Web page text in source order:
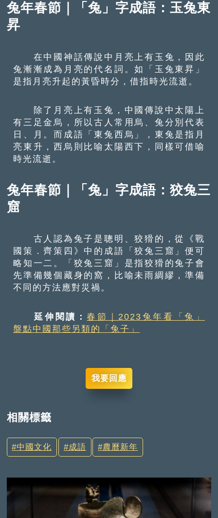
兔年春節｜「兔」字成語：玉兔東
昇
在中國神話傳說中月亮上有玉兔，因此
兔漸漸成為月亮的代名詞。如「玉兔東昇」
是指月亮升起的黃昏時分，借指時光流逝。
除了月亮上有玉兔，中國傳說中太陽上
有三足金烏，所以古人常用烏、兔分別代表
日、月。而成語「東兔西烏」，東兔是指月
亮東升，西烏則比喻太陽西下，同樣可借喻
時光流逝。
兔年春節｜「兔」字成語：狡兔三
窟
古人認為兔子是聰明、狡猾的，從《戰
國策．齊策四》中的成語「狡兔三窟」便可
略知一二。「狡兔三窟」是指狡猾的兔子會
先準備幾個藏身的窩，比喻未雨綢繆，準備
不同的方法應對災禍。
延伸閱讀：春節｜2023兔年看「兔」
盤點中國那些另類的「兔子」
我要回應
相關標籤
中國文化 成語 農曆新年